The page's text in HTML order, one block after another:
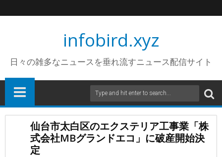
infobird.xyz
日々の雑多なニュースを垂れ流すニュース配信サイト
仙台市太白区のエクステリア工事業「株
式会社MBグランドエコ」に破産開始決
定